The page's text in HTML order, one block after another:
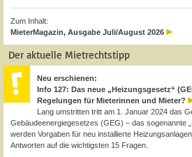
Zum Inhalt:
MieterMagazin, Ausgabe Juli/August 2026
Der aktuelle Mietrechtstipp
Neu erschienen:
Info 127: Das neue „Heizungsgesetz“
Regelungen für Mieterinnen und Mieter?
Lang umstritten tritt am 1. Januar 2024 das
Gebäudeenergiegesetzes (GEG) – das sogenannte
werden Vorgaben für neu installierte
Antworten auf die wichtigsten 15 Fragen.